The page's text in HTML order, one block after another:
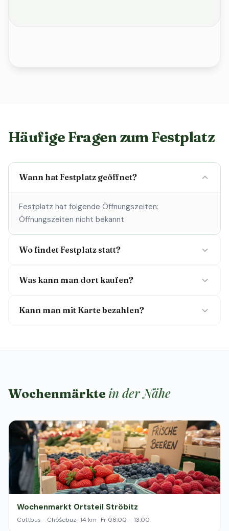
Häufige Fragen zum Festplatz
Wann hat Festplatz geöffnet?
Festplatz hat folgende Öffnungszeiten:
Öffnungszeiten nicht bekannt
Wo findet Festplatz statt?
Was kann man dort kaufen?
Kann man mit Karte bezahlen?
Wochenmärkte in der Nähe
Wochenmarkt Ortsteil Ströbitz
Cottbus - Chóśebuz · 14 km · Fr 08:00 – 13:00